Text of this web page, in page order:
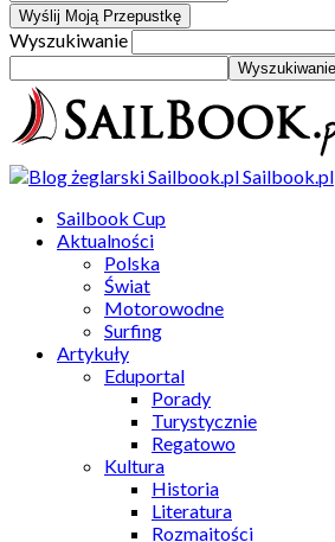
Wyszukiwanie
Sailbook.pl
Sailbook Cup
Aktualności
Polska
Świat
Motorowodne
Surfing
Artykuły
Eduportal
Porady
Turystycznie
Regatowo
Kultura
Historia
Literatura
Rozmaitości